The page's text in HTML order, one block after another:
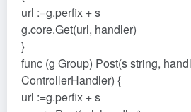
url :=g.perfix + s
g.core.Get(url, handler)
}
func (g Group) Post(s string,
ControllerHandler) {
url :=g.perfix + s